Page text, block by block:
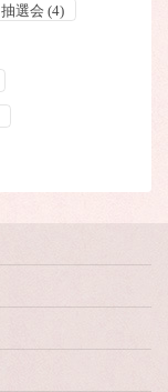
抽選会 (4)